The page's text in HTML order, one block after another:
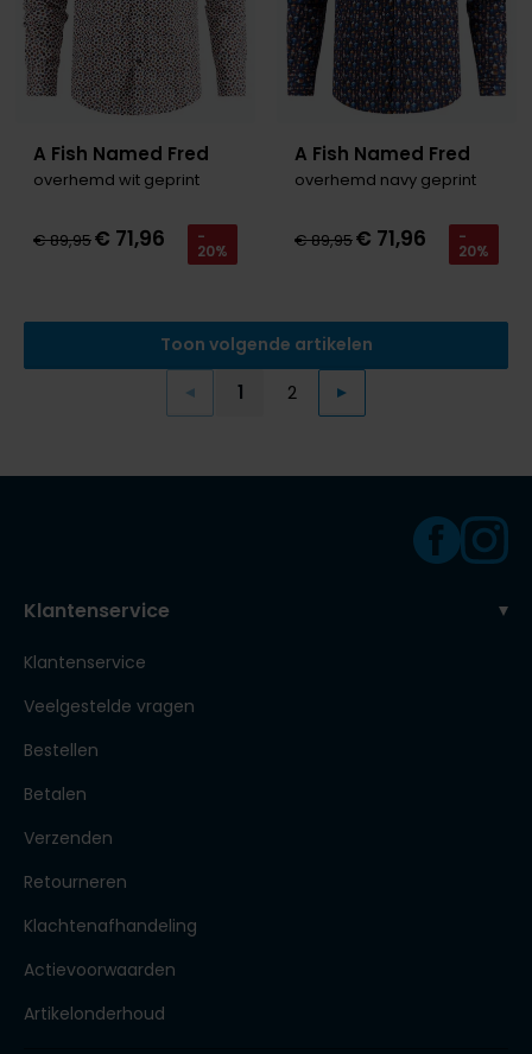
A Fish Named Fred
overhemd wit geprint
€ 89,95€ 71,96 -
20%
A Fish Named Fred
overhemd navy geprint
€ 89,95€ 71,96 -
20%
Toon volgende artikelen
Vorige
1 2 Volgende
Klantenservice
Klantenservice
Veelgestelde vragen
Bestellen
Betalen
Verzenden
Retourneren
Klachtenafhandeling
Actievoorwaarden
Artikelonderhoud